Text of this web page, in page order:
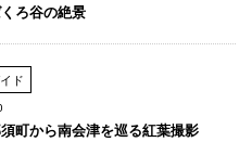
ろ谷の絶景
ド
町から南会津を巡る紅葉撮影